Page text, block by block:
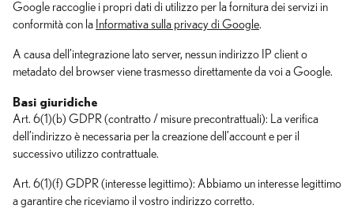
Google raccoglie i propri dati di utilizzo per la fornitura dei servizi in
conformità con la Informativa sulla privacy di Google.
A causa dell’integrazione lato server, nessun indirizzo IP client o
metadato del browser viene trasmesso direttamente da voi a Google.
Basi giuridiche
Art. 6(1)(b) GDPR (contratto / misure precontrattuali): La verifica
dell’indirizzo è necessaria per la creazione dell’account e per il
successivo utilizzo contrattuale.
Art. 6(1)(f) GDPR (interesse legittimo): Abbiamo un interesse legittimo
a garantire che riceviamo il vostro indirizzo corretto.